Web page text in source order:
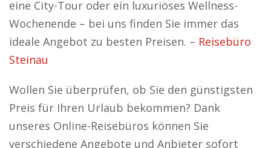
eine City-Tour oder ein luxuriöses Wellness-
Wochenende – bei uns finden Sie immer das
ideale Angebot zu besten Preisen. – Reisebüro
Steinau
Wollen Sie überprüfen, ob Sie den günstigsten
Preis für Ihren Urlaub bekommen? Dank
unseres Online-Reisebüros können Sie
verschiedene Angebote und Anbieter sofort